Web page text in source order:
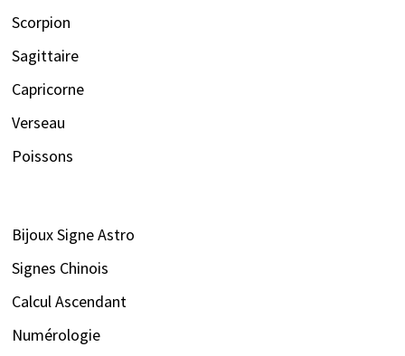
Scorpion
Sagittaire
Capricorne
Verseau
Poissons
Bijoux Signe Astro
Signes Chinois
Calcul Ascendant
Numérologie